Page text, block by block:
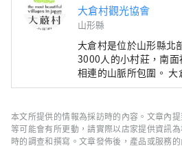
大倉村觀光協會
山形縣
大倉村是位於山形縣北
3000人的小村莊，南
相連的山脈所包圍。
降雪量大而聞名，但豐
自豪。 大倉村曾經因
1476年起的138年間，
治著最上郡的大部分地
本文所提供的情報為採訪時的內容。文章內
等可能會有所更動，請實際以店家提供資訊
時的調查和撰寫。文章發佈後，產品或服務